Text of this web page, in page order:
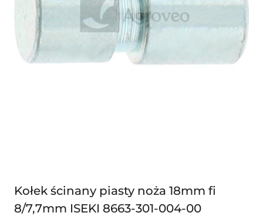
Kołek ścinany piasty noża 18mm fi
8/7,7mm ISEKI 8663-301-004-00